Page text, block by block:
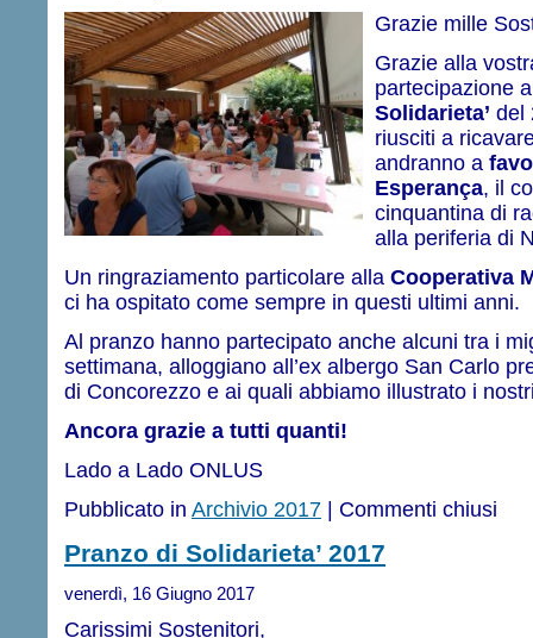
Grazie mille
Grazie alla
partecipazione
Solidarieta’ del
riusciti a
andranno a
Esperança, il
cinquantina di
alla periferia di
Un ringraziamento particolare alla Cooperativa
ci ha ospitato come sempre in questi ultimi anni.
Al pranzo hanno partecipato anche alcuni tra i
settimana, alloggiano all’ex albergo San Carlo
di Concorezzo e ai quali abbiamo illustrato i
Ancora grazie a tutti quanti!
Lado a Lado ONLUS
Pubblicato in Archivio 2017 Commenti chiusi
Pranzo di Solidarieta’ 2017
venerdì, 16 Giugno 2017
Carissimi Sostenitori,